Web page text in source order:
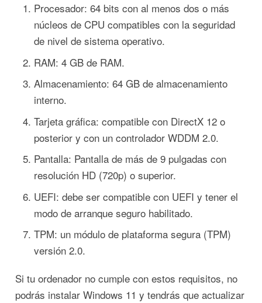
Procesador: 64 bits con al menos dos o más
núcleos de CPU compatibles con la seguridad
de nivel de sistema operativo.
RAM: 4 GB de RAM.
Almacenamiento: 64 GB de almacenamiento
interno.
Tarjeta gráfica: compatible con DirectX 12 o
posterior y con un controlador WDDM 2.0.
Pantalla: Pantalla de más de 9 pulgadas con
resolución HD (720p) o superior.
UEFI: debe ser compatible con UEFI y tener el
modo de arranque seguro habilitado.
TPM: un módulo de plataforma segura (TPM)
versión 2.0.
Si tu ordenador no cumple con estos requisitos, no
podrás instalar Windows 11 y tendrás que actualizar